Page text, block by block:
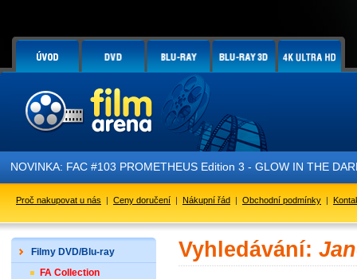
NOVINKA: FAC #103 PROMETHEUS Edition 3 - GLOW IN THE
Proč nakupovat u nás | Ceny doručení | Nákupní řád | Obchodní podmínky |
Filmy DVD/Blu-ray
FA Collection
Vyhledávání: